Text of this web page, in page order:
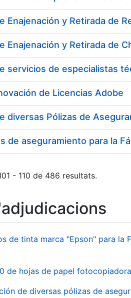
Enajenación y Retirada de
Enajenación y Retirada de
de Licencias Adobe
de aseguramiento para la
- 110 de 486 resultats.
de tinta marca "Epson" para la
de hojas de papel
de diversas pólizas de